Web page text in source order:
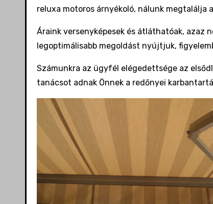
reluxa motoros árnyékoló, nálunk megtalálja
Áraink versenyképesek és átláthatóak, azaz
legoptimálisabb megoldást nyújtjuk,
Számunkra az ügyfél elégedettsége az
tanácsot adnak Önnek a redőnyei